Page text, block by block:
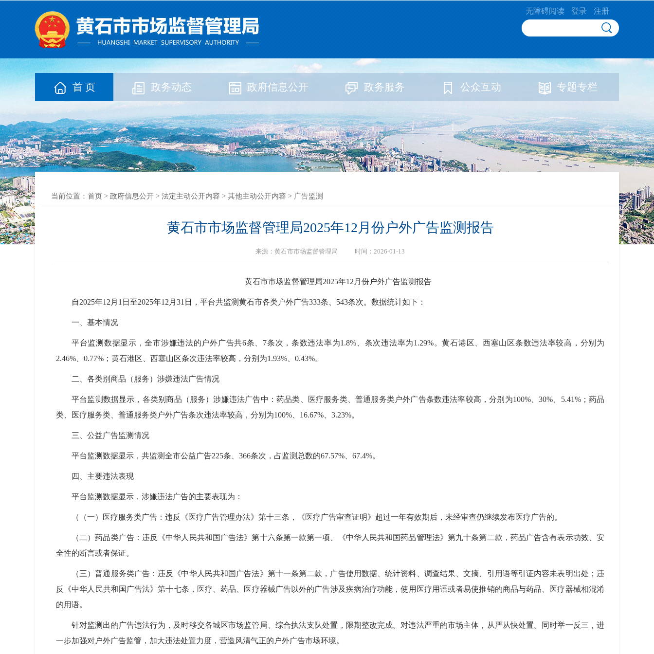
无障碍阅读 登录 注册
首 页 政务动态 政府信息公开 政务服务 公众互动 专题专栏
当前位置： 首页 > 政府信息公开 > 法定主动公开内容 > 其他主动公开内容 > 广告监测
​黄石市市场监督管理局2025年12月份户外广告监测报告
来源：黄石市市场监督管理局 时间：2026-01-13
黄石市市场监督管理局2025年12月份户外广告监测报告
自2025年12月1日至2025年12月31日，平台共监测黄石市各类户外广告333条、543条次。数据统计如下：
一、基本情况
平台监测数据显示，全市涉嫌违法的户外广告共6条、7条次，条数违法率为1.8%、条次违法率为1.29%。黄石港区、西塞山区条数违法率较高，分别为
2.46%、0.77%；黄石港区、西塞山区条次违法率较高，分别为1.93%、0.43%。
二、各类别商品（服务）涉嫌违法广告情况
平台监测数据显示，各类别商品（服务）涉嫌违法广告中：药品类、医疗服务类、普通服务类户外广告条数违法率较高，分别为100%、30%、5.41%；药品
类、医疗服务类、普通服务类户外广告条次违法率较高，分别为100%、16.67%、3.23%。
三、公益广告监测情况
平台监测数据显示，共监测全市公益广告225条、366条次，占监测总数的67.57%、67.4%。
四、主要违法表现
平台监测数据显示，涉嫌违法广告的主要表现为：
（（一）医疗服务类广告：违反《医疗广告管理办法》第十三条，《医疗广告审查证明》超过一年有效期后，未经审查仍继续发布医疗广告的。
（二）药品类广告：违反《中华人民共和国广告法》第十六条第一款第一项、《中华人民共和国药品管理法》第九十条第二款，药品广告含有表示功效、安
全性的断言或者保证。
（三）普通服务类广告：违反《中华人民共和国广告法》第十一条第二款，广告使用数据、统计资料、调查结果、文摘、引用语等引证内容未表明出处；违
反《中华人民共和国广告法》第十七条，医疗、药品、医疗器械广告以外的广告涉及疾病治疗功能，使用医疗用语或者易使推销的商品与药品、医疗器械相混淆
的用语。
针对监测出的广告违法行为，及时移交各城区市场监管局、综合执法支队处置，限期整改完成。对违法严重的市场主体，从严从快处置。同时举一反三，进
一步加强对户外广告监管，加大违法处置力度，营造风清气正的户外广告市场环境。